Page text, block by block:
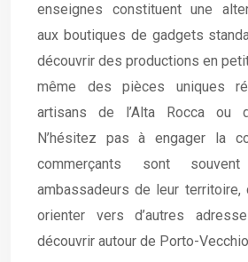
enseignes constituent une
aux boutiques de gadgets
découvrir des productions en
même des pièces uniques
artisans de l’Alta Rocca ou
N’hésitez pas à engager la
commerçants sont
ambassadeurs de leur territoire,
orienter vers d’autres
découvrir autour de Porto-